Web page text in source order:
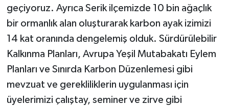
geçiyoruz. Ayrıca Serik ilçemizde 10 bin ağaçlık
bir ormanlık alan oluşturarak karbon ayak izimizi
14 kat oranında dengelemiş olduk. Sürdürülebilir
Kalkınma Planları, Avrupa Yeşil Mutabakatı Eylem
Planları ve Sınırda Karbon Düzenlemesi gibi
mevzuat ve gerekliliklerin uygulanması için
üyelerimizi çalıştay, seminer ve zirve gibi